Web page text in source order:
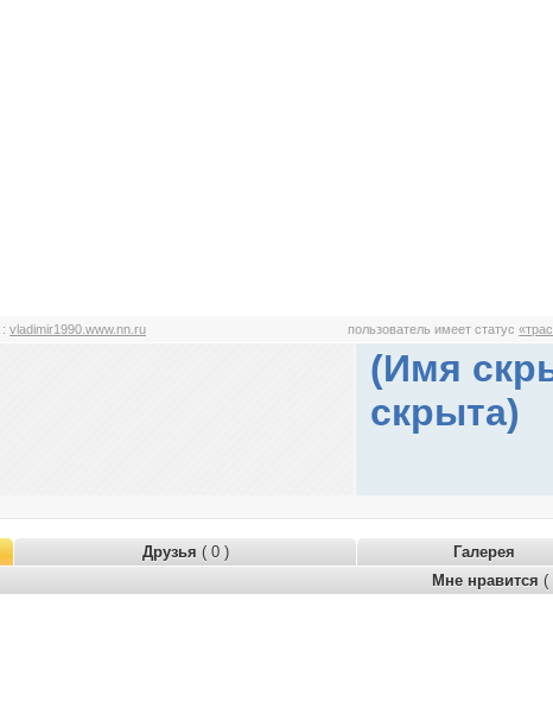
: vladimir1990.www.nn.ru пользователь имеет статус
(Имя
скрыта)
Друзья ( 0 ) Галерея
Мне нравится (